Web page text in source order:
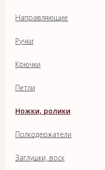
Направляющие
Ручки
Крючки
Петли
Ножки, ролики
Полкодержатели
Заглушки, воск